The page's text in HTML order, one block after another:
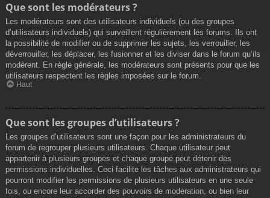
Que sont les modérateurs ?
Les modérateurs sont des utilisateurs individuels (ou des groupes
d’utilisateurs individuels) qui surveillent régulièrement les forums. Ils ont
la possibilité de modifier ou de supprimer les sujets, les verrouiller, les
déverrouiller, les déplacer, les fusionner et les diviser dans le forum qu’ils
modèrent. En règle générale, les modérateurs sont présents pour que les
utilisateurs respectent les règles imposées sur le forum.
Haut
Que sont les groupes d’utilisateurs ?
Les groupes d’utilisateurs sont une façon pour les administrateurs du
forum de regrouper plusieurs utilisateurs. Chaque utilisateur peut
appartenir à plusieurs groupes et chaque groupe peut détenir des
permissions individuelles. Ceci facilite les tâches aux administrateurs qui
pourront modifier les permissions de plusieurs utilisateurs en une seule
fois, ou encore leur accorder des pouvoirs de modération, ou bien leur